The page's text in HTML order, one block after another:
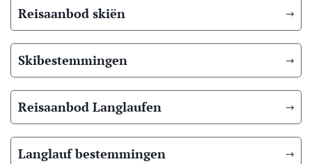
Reisaanbod skiën
Skibestemmingen
Reisaanbod Langlaufen
Langlauf bestemmingen